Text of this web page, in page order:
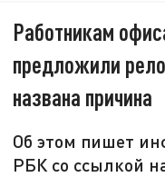
Работникам
предложили
названа причина
Об этом пишет
РБК со ссылкой